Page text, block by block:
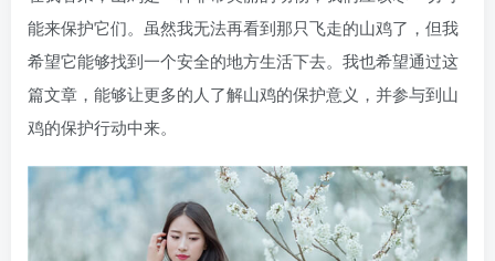
能来保护它们。虽然我无法再看到那只飞走的山鸡了，但我
希望它能够找到一个安全的地方生活下去。我也希望通过这
篇文章，能够让更多的人了解山鸡的保护意义，并参与到山
鸡的保护行动中来。